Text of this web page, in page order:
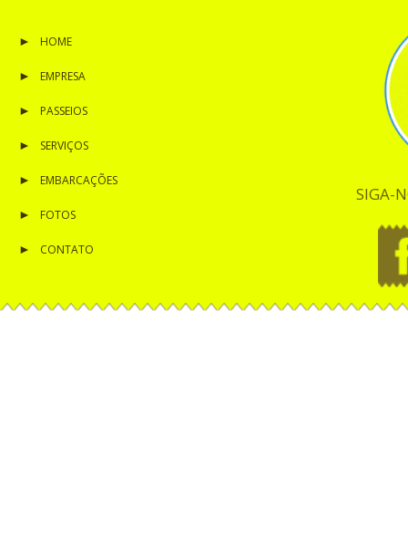
HOME
EMPRESA
PASSEIOS
SERVIÇOS
EMBARCAÇÕES
FOTOS
CONTATO
SIGA-